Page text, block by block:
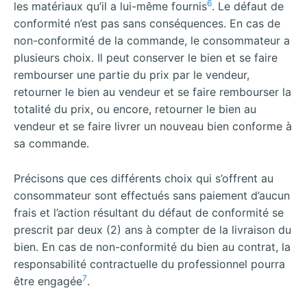
les matériaux qu’il a lui-même fournis6. Le défaut de
conformité n’est pas sans conséquences. En cas de
non-conformité de la commande, le consommateur a
plusieurs choix. Il peut conserver le bien et se faire
rembourser une partie du prix par le vendeur,
retourner le bien au vendeur et se faire rembourser la
totalité du prix, ou encore, retourner le bien au
vendeur et se faire livrer un nouveau bien conforme à
sa commande.
Précisons que ces différents choix qui s’offrent au
consommateur sont effectués sans paiement d’aucun
frais et l’action résultant du défaut de conformité se
prescrit par deux (2) ans à compter de la livraison du
bien. En cas de non-conformité du bien au contrat, la
responsabilité contractuelle du professionnel pourra
être engagée7.